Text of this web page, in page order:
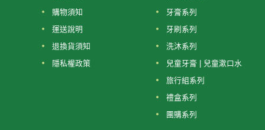
購物須知
運送說明
退換貨須知
隱私權政策
牙膏系列
牙刷系列
洗沐系列
兒童牙膏 | 兒童漱口水
旅行組系列
禮盒系列
團購系列